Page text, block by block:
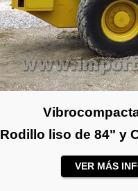
Rodillo liso de 84" y
VER MÁS